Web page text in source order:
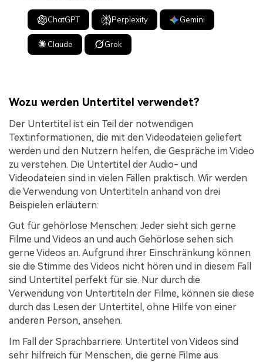
ChatGPT Perplexity Gemini
Claude Grok
Wozu werden Untertitel verwendet?
Der Untertitel ist ein Teil der notwendigen
Textinformationen, die mit den Videodateien geliefert
werden und den Nutzern helfen, die Gespräche im Video
zu verstehen. Die Untertitel der Audio- und
Videodateien sind in vielen Fällen praktisch. Wir werden
die Verwendung von Untertiteln anhand von drei
Beispielen erläutern:
Gut für gehörlose Menschen: Jeder sieht sich gerne
Filme und Videos an und auch Gehörlose sehen sich
gerne Videos an. Aufgrund ihrer Einschränkung können
sie die Stimme des Videos nicht hören und in diesem Fall
sind Untertitel perfekt für sie. Nur durch die
Verwendung von Untertiteln der Filme, können sie diese
durch das Lesen der Untertitel, ohne Hilfe von einer
anderen Person, ansehen.
Im Fall der Sprachbarriere: Untertitel von Videos sind
sehr hilfreich für Menschen, die gerne Filme aus